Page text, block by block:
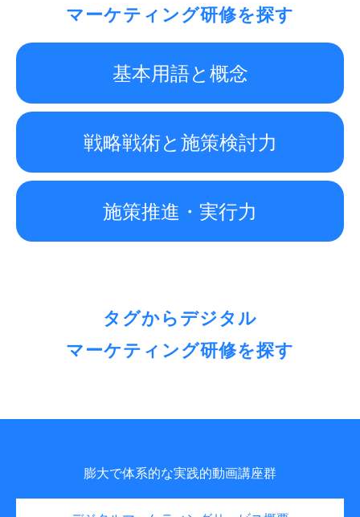
マーケティング研修を探す
基本用語と概念
戦略戦術と施策検討力
施策推進・実行力
タグからデジタル
マーケティング研修を探す
膨大で体系的な実践的動画講座群